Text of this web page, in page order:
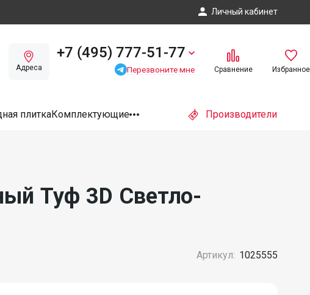
Личный кабинет
Адреса
+7 (495) 777-51-77
Перезвоните мне Сравнение Избранное
плиткаКомплектующие Производители
Туф 3D Светло-
Артикул: 1025555